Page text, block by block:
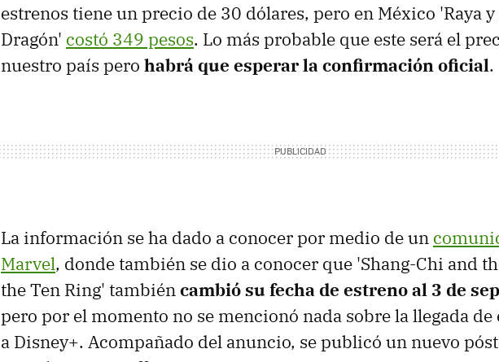
estrenos tiene un precio de 30 dólares, pero en México 'Raya
Dragón' costó 349 pesos. Lo más probable que este será el
nuestro país pero habrá que esperar la confirmación oficial.
La información se ha dado a conocer por medio de un
Marvel, donde también se dio a conocer que 'Shang-Chi and
the Ten Ring' tambiéncambió su fecha de estreno al 3 de
pero por el momento no se mencionó nada sobre la llegada de
a Disney+. Acompañado del anuncio, se publicó un nuevo